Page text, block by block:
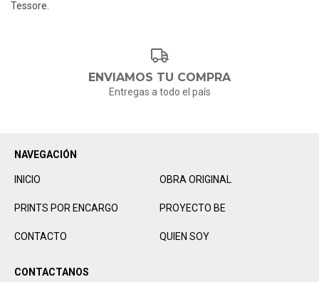
Tessore.
ENVIAMOS TU COMPRA
Entregas a todo el país
NAVEGACIÓN
INICIO OBRA ORIGINAL
PRINTS POR ENCARGO PROYECTO BE
CONTACTO QUIEN SOY
CONTACTANOS